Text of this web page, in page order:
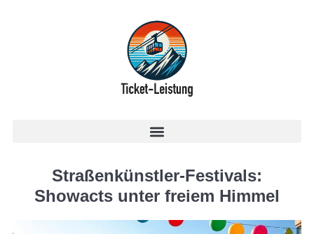
Straßenkünstler-Festivals:
Showacts unter freiem Himmel